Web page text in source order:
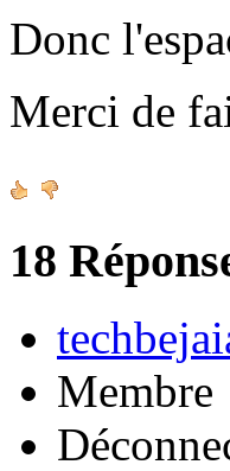
Donc
Merci de
18
Membre